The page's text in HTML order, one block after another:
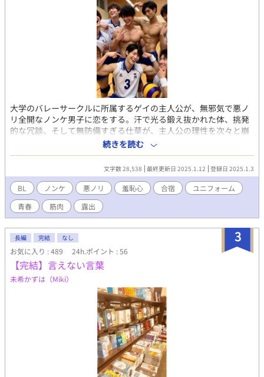
大学のバレーサークルに所属するゲイの主人公が、無邪気で悪ノ
リ全開なノンケ男子に恋をする。汗で光る鍛え抜かれた体、挑発
的な冗談、そして無防備すぎる仕草が、主人公の理性を次々と崩
壊させる。仲間たちの悪ふざけや予想外の展開の中で繰り広げら
れるのは、青春の甘酸っぱさだけではない、刺激的でスリリング
な瞬間の連続。 大胆で官能的な描写が盛り込まれた、青春とエロ
スが溶け合う悪ノリ全開のラブストーリー！ この物語はフィクシ
ョンです。登場する人物、団体、名称、設定などはすべて架空の
ものです。また、本作は犯罪行為を助長したり、推奨したりする
意図は一切ありません。
続きを読む
文字数 28,538 最終更新日 2025.1.12 登録日 2025.1.3
BL ノンケ 悪ノリ 羞恥心 合宿
ユニフォーム
青春
筋肉 露出
3
長編 完結 なし
お気に入り : 489 24h.ポイント : 56
【完結】言えない言葉
未希かずは（Miki）